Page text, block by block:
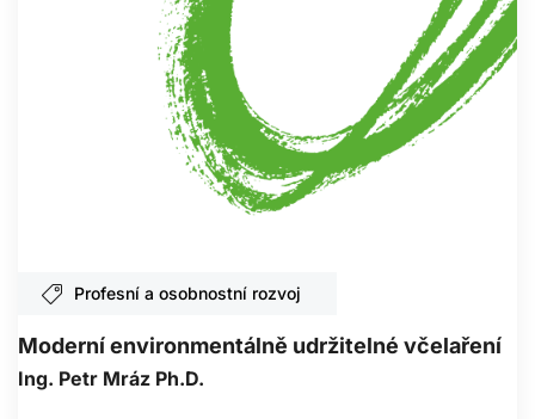
Profesní a osobnostní rozvoj
Moderní environmentálně udržitelné včelaření
Ing. Petr Mráz Ph.D.